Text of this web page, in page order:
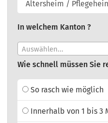
In welchem Kanton ?
Auswählen...
Wie schnell müssen Sie
So rasch wie möglich
Innerhalb von 1 bis 3